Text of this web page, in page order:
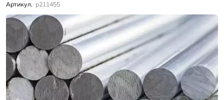
Артикул. p211455